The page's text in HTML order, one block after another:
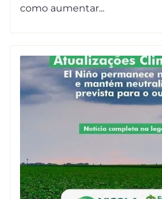
como aumentar...